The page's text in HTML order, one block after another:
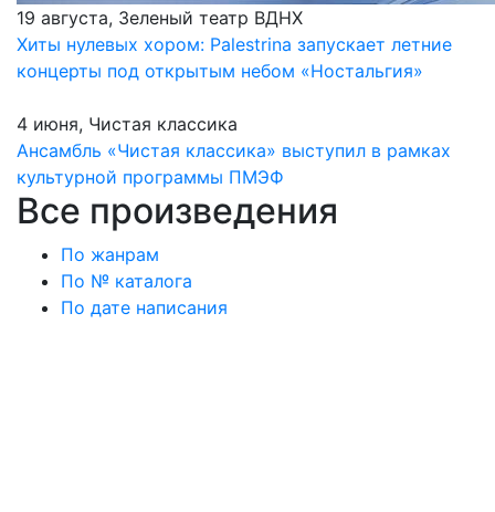
19 августа, Зеленый театр ВДНХ
Хиты нулевых хором: Palestrina запускает летние
концерты под открытым небом «Ностальгия»
4 июня, Чистая классика
Ансамбль «Чистая классика» выступил в рамках
культурной программы ПМЭФ
Все произведения
По жанрам
По № каталога
По дате написания